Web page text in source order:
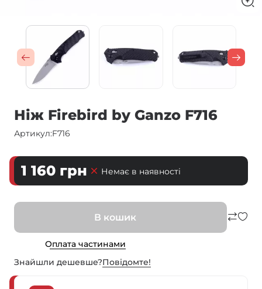
Ніж Firebird by Ganzo F716
Артикул:F716
1 160 грн Немає в наявності
В кошик
Оплата частинами
Знайшли дешевше?Повiдомте!